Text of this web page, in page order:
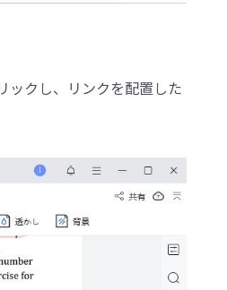
クし、リンクを配置した